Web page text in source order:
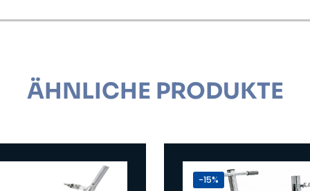
ÄHNLICHE PRODUKTE
-15%